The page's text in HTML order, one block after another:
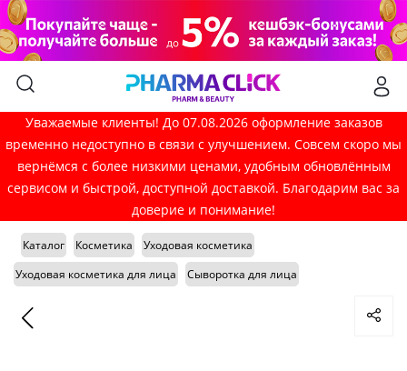
Уважаемые клиенты! До 07.08.2026 оформление заказов
временно недоступно в связи с улучшением. Совсем скоро мы
вернёмся с более низкими ценами, удобным обновлённым
сервисом и быстрой, доступной доставкой. Благодарим вас за
доверие и понимание!
Каталог Косметика
Уходовая косметика
Уходовая косметика для лица
Сыворотка для лица